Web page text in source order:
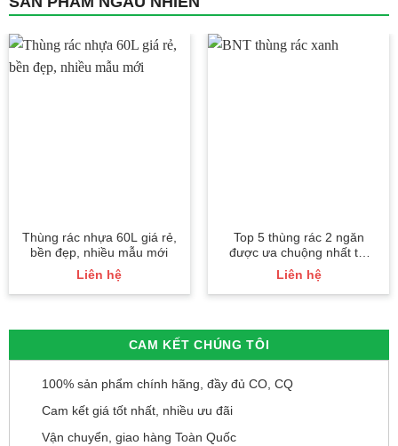
Thùng rác nhựa 60L giá rẻ,
bền đẹp, nhiều mẫu mới
Liên hệ
Top 5 thùng rác 2 ngăn
được ưa chuộng nhất thị
trường
Liên hệ
CAM KẾT CHÚNG TÔI
100% sản phẩm chính hãng, đầy đủ CO, CQ
Cam kết giá tốt nhất, nhiều ưu đãi
Vận chuyển, giao hàng Toàn Quốc